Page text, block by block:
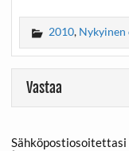
2010, Nykyinen
Vastaa
Sähköpostiosoitettasi